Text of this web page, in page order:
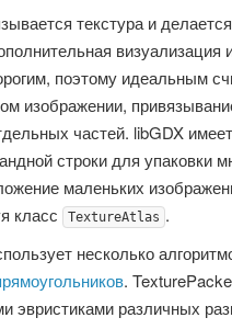
текстура и
визуализация
поэтому идеальным
изображении,
частей. libGDX
строки для упаковки
маленьких
класс
TextureAtlas .
несколько
.
эвристиками различных